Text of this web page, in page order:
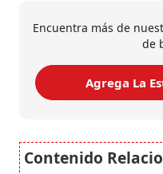
Encuentra más de
de
Agrega La